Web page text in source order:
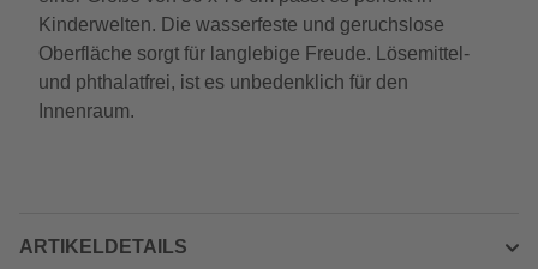
Kinderwelten. Die wasserfeste und geruchslose
Oberfläche sorgt für langlebige Freude. Lösemittel-
und phthalatfrei, ist es unbedenklich für den
Innenraum.
ARTIKELDETAILS